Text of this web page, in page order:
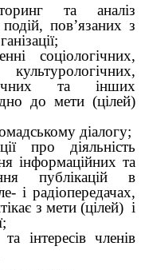
та аналіз
пов’язаних з
соціологічних,
та інших
до мети (цілей)
діалогу;
про діяльність
інформаційних та
публікацій в
і радіопередачах,
з мети (цілей) і
інтересів членів